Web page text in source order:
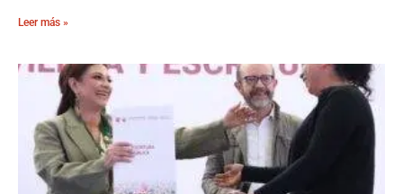
Leer más »